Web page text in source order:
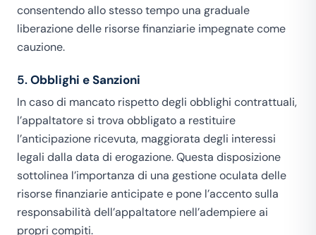
consentendo allo stesso tempo una graduale
liberazione delle risorse finanziarie impegnate come
cauzione.
5.Obblighi e Sanzioni
In caso di mancato rispetto degli obblighi contrattuali,
l’appaltatore si trova obbligato a restituire
l’anticipazione ricevuta, maggiorata degli interessi
legali dalla data di erogazione. Questa disposizione
sottolinea l’importanza di una gestione oculata delle
risorse finanziarie anticipate e pone l’accento sulla
responsabilità dell’appaltatore nell’adempiere ai
propri compiti.